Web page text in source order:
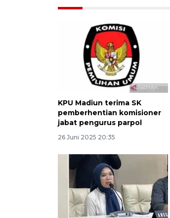
KPU Madiun terima SK
pemberhentian komisioner
jabat pengurus parpol
26 Juni 2025 20:35